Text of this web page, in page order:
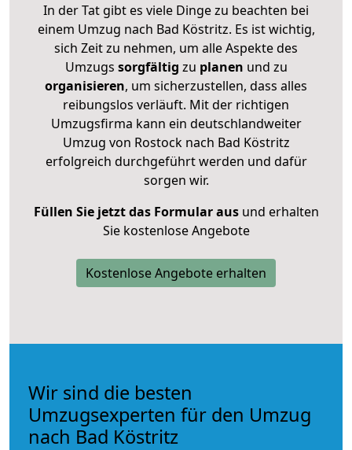
In der Tat gibt es viele Dinge zu beachten bei
einem Umzug nach Bad Köstritz. Es ist wichtig,
sich Zeit zu nehmen, um alle Aspekte des
Umzugs sorgfältig zu planen und zu
organisieren, um sicherzustellen, dass alles
reibungslos verläuft. Mit der richtigen
Umzugsfirma kann ein deutschlandweiter
Umzug von Rostock nach Bad Köstritz
erfolgreich durchgeführt werden und dafür
sorgen wir.
Füllen Sie jetzt das Formular ausund erhalten
Sie kostenlose Angebote
Kostenlose Angebote erhalten
Wir sind die besten
Umzugsexperten für den Umzug
nach Bad Köstritz